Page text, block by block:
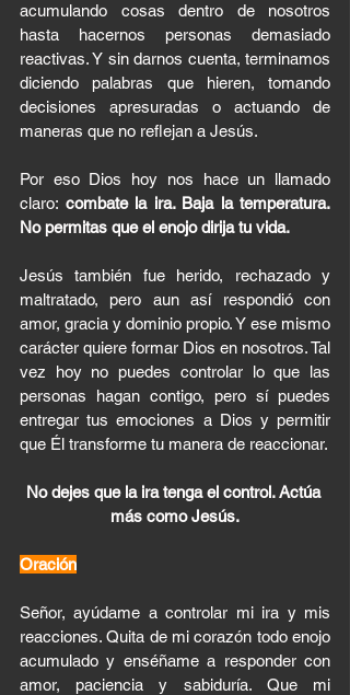
acumulando cosas dentro de nosotros
hasta hacernos personas demasiado
reactivas. Y sin darnos cuenta, terminamos
diciendo palabras que hieren, tomando
decisiones apresuradas o actuando de
maneras que no reflejan a Jesús.
Por eso Dios hoy nos hace un llamado
claro: combate la ira. Baja la temperatura.
No permitas que el enojo dirija tu vida.
Jesús también fue herido, rechazado y
maltratado, pero aun así respondió con
amor, gracia y dominio propio. Y ese mismo
carácter quiere formar Dios en nosotros. Tal
vez hoy no puedes controlar lo que las
personas hagan contigo, pero sí puedes
entregar tus emociones a Dios y permitir
que Él transforme tu manera de reaccionar.
No dejes que la ira tenga el control. Actúa
más como Jesús.
Oración
Señor, ayúdame a controlar mi ira y mis
reacciones. Quita de mi corazón todo enojo
acumulado y enséñame a responder con
amor, paciencia y sabiduría. Que mi